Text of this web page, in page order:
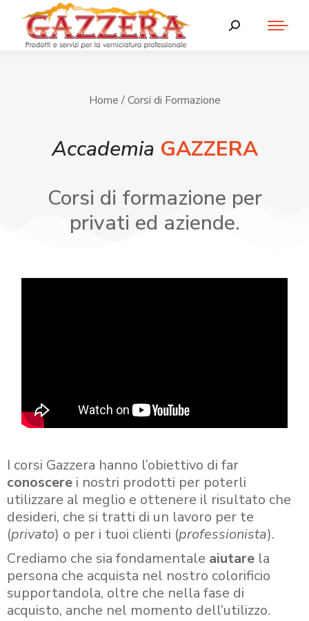
Home / Corsi di Formazione
Accademia GAZZERA
Corsi di formazione per
privati ed aziende.
I corsi Gazzera hanno l’obiettivo di far
conoscere i nostri prodotti per poterli
utilizzare al meglio e ottenere il risultato che
desideri, che si tratti di un lavoro per te
(privato) o per i tuoi clienti (professionista).
Crediamo che sia fondamentale aiutare la
persona che acquista nel nostro colorificio
supportandola, oltre che nella fase di
acquisto, anche nel momento dell’utilizzo.